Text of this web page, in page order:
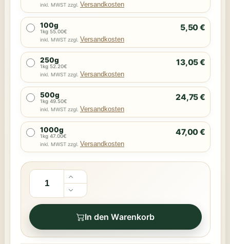
inkl. MWST zzgl. Versandkosten
100g
1kg 55.00€ 5,50 €
inkl. MWST zzgl. Versandkosten
250g
1kg 52.20€ 13,05 €
inkl. MWST zzgl. Versandkosten
500g
1kg 49.50€ 24,75 €
inkl. MWST zzgl. Versandkosten
1000g
1kg 47.00€ 47,00 €
inkl. MWST zzgl. Versandkosten
In den Warenkorb